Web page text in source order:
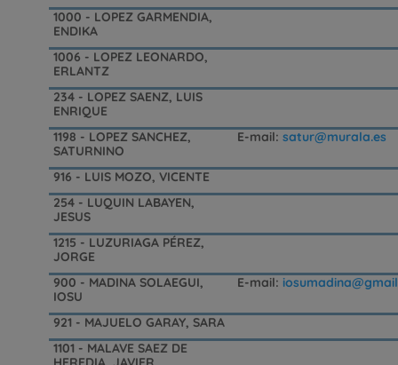
1000 - LOPEZ GARMENDIA,
ENDIKA
1006 - LOPEZ LEONARDO,
ERLANTZ
234 - LOPEZ SAENZ, LUIS
ENRIQUE
1198 - LOPEZ SANCHEZ,
SATURNINO
E-mail: satur@murala.es
916 - LUIS MOZO, VICENTE
254 - LUQUIN LABAYEN,
JESUS
1215 - LUZURIAGA PÉREZ,
JORGE
900 - MADINA SOLAEGUI,
IOSU
E-mail:
921 - MAJUELO GARAY, SARA
1101 - MALAVE SAEZ DE